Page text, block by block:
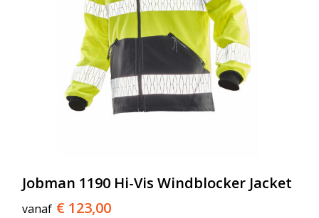
Jobman 1190 Hi-Vis Windblocker Jacket
vanaf € 123,00